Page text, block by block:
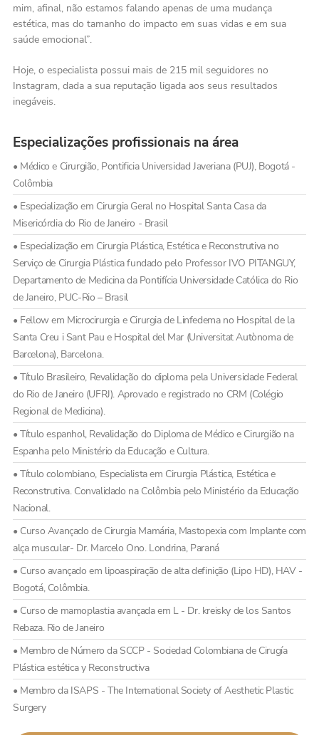
mim, afinal, não estamos falando apenas de uma mudança
estética, mas do tamanho do impacto em suas vidas e em sua
saúde emocional”.
Hoje, o especialista possui mais de 215 mil seguidores no
Instagram, dada a sua reputação ligada aos seus resultados
inegáveis.
Especializações profissionais na área
• Médico e Cirurgião, Pontificia Universidad Javeriana (PUJ), Bogotá -
Colômbia
• Especialização em Cirurgia Geral no Hospital Santa Casa da
Misericórdia do Rio de Janeiro - Brasil
• Especialização em Cirurgia Plástica, Estética e Reconstrutiva no
Serviço de Cirurgia Plástica fundado pelo Professor IVO PITANGUY,
Departamento de Medicina da Pontifícia Universidade Católica do Rio
de Janeiro, PUC-Rio – Brasil
• Fellow em Microcirurgia e Cirurgia de Linfedema no Hospital de la
Santa Creu i Sant Pau e Hospital del Mar (Universitat Autònoma de
Barcelona), Barcelona.
• Título Brasileiro, Revalidação do diploma pela Universidade Federal
do Rio de Janeiro (UFRJ). Aprovado e registrado no CRM (Colégio
Regional de Medicina).
• Título espanhol, Revalidação do Diploma de Médico e Cirurgião na
Espanha pelo Ministério da Educação e Cultura.
• Título colombiano, Especialista em Cirurgia Plástica, Estética e
Reconstrutiva. Convalidado na Colômbia pelo Ministério da Educação
Nacional.
• Curso Avançado de Cirurgia Mamária, Mastopexia com Implante com
alça muscular- Dr. Marcelo Ono. Londrina, Paraná
• Curso avançado em lipoaspiração de alta definição (Lipo HD), HAV -
Bogotá, Colômbia.
• Curso de mamoplastia avançada em L - Dr. kreisky de los Santos
Rebaza. Rio de Janeiro
• Membro de Número da SCCP - Sociedad Colombiana de Cirugía
Plástica estética y Reconstructiva
• Membro da ISAPS - The International Society of Aesthetic Plastic
Surgery